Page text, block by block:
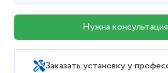
Нужна консультация
Заказать установку у